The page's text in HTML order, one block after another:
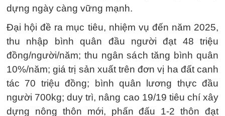
dựng ngày càng vững mạnh.
Đại hội đề ra mục tiêu, nhiệm vụ đến năm 2025,
thu nhập bình quân đầu người đạt 48 triệu
đồng/người/năm; thu ngân sách tăng bình quân
10%/năm; giá trị sản xuất trên đơn vị ha đất canh
tác 70 triệu đồng; bình quân lương thực đầu
người 700kg; duy trì, nâng cao 19/19 tiêu chí xây
dựng nông thôn mới, phấn đấu 1-2 thôn đạt